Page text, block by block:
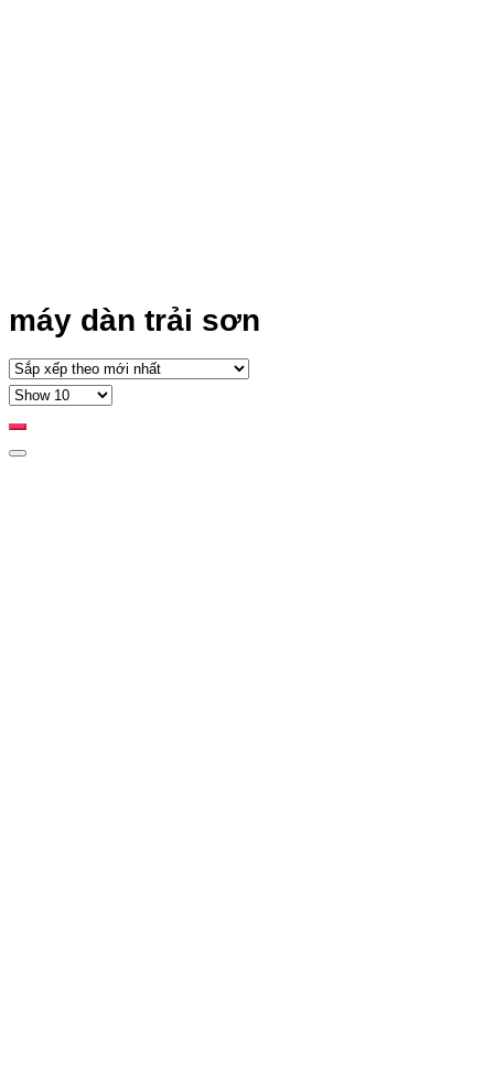
máy dàn trải sơn